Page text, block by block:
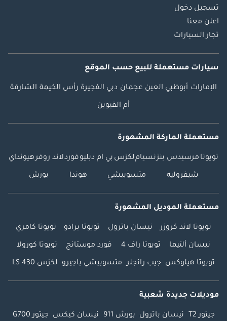
تسجيل دخول
اعلن معنا
تجار السيارات
سيارات مستعملة للبيع حسب الموقع
الإمارات أبوظبي العين عجمان دبي الفجيرة رأس الخيمة الشارقة
أم القيوين
مستعملة الماركة المشهورة
تويوتا مرسيدس بنزنسياملكزس بي ام دبليوفوردلاند روفرهيونداي
شيفروليه متسوبيشي هوندا بورش
مستعملة الموديل المشهورة
تويوتا لاند كروزر نيسان باترول تويوتا برادو تويوتا كامري
نيسان ألتيما تويوتا راف 4 فورد موستانج تويوتا كورولا
تويوتا هيلوكس جيب رانجلر متسوبيشي باجيرو لكزس LS 430
موديلات جديدة شعبية
جيتور T2 نيسان باترول بورش 911 نيسان كيكس جيتور G700